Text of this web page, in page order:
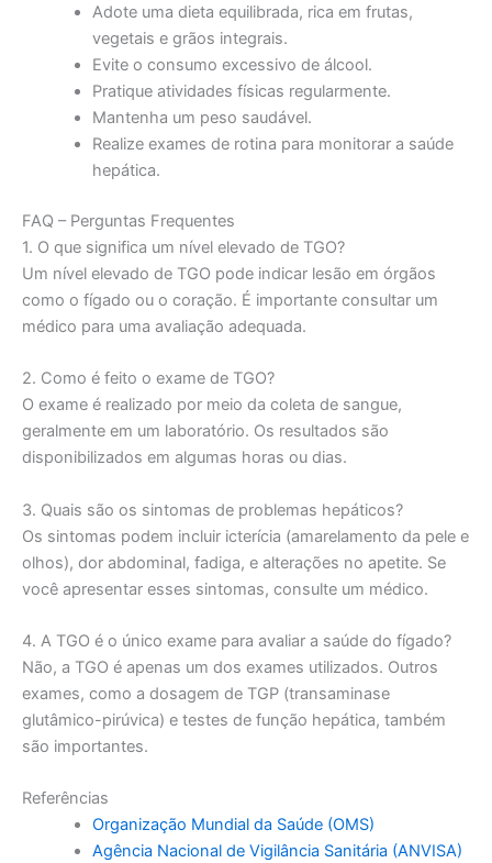
Adote uma dieta equilibrada, rica em frutas,
vegetais e grãos integrais.
Evite o consumo excessivo de álcool.
Pratique atividades físicas regularmente.
Mantenha um peso saudável.
Realize exames de rotina para monitorar a saúde
hepática.
FAQ – Perguntas Frequentes
1. O que significa um nível elevado de TGO?
Um nível elevado de TGO pode indicar lesão em órgãos
como o fígado ou o coração. É importante consultar um
médico para uma avaliação adequada.
2. Como é feito o exame de TGO?
O exame é realizado por meio da coleta de sangue,
geralmente em um laboratório. Os resultados são
disponibilizados em algumas horas ou dias.
3. Quais são os sintomas de problemas hepáticos?
Os sintomas podem incluir icterícia (amarelamento da pele e
olhos), dor abdominal, fadiga, e alterações no apetite. Se
você apresentar esses sintomas, consulte um médico.
4. A TGO é o único exame para avaliar a saúde do fígado?
Não, a TGO é apenas um dos exames utilizados. Outros
exames, como a dosagem de TGP (transaminase
glutâmico-pirúvica) e testes de função hepática, também
são importantes.
Referências
Organização Mundial da Saúde (OMS)
Agência Nacional de Vigilância Sanitária (ANVISA)